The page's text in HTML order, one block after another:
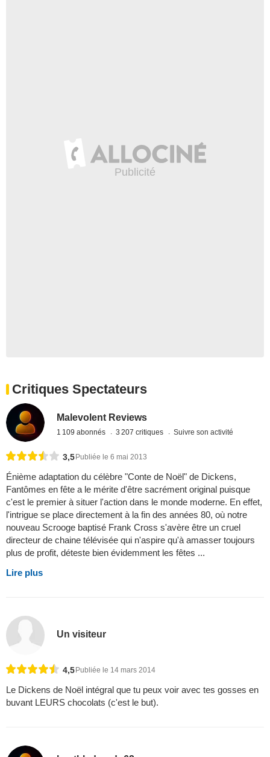
Critiques Spectateurs
Malevolent Reviews
1 109 abonnés 3 207 critiques Suivre son activité
3,5 Publiée le 6 mai 2013
Énième adaptation du célèbre "Conte de Noël" de Dickens,
Fantômes en fête a le mérite d'être sacrément original puisque
c'est le premier à situer l'action dans le monde moderne. En effet,
l'intrigue se place directement à la fin des années 80, où notre
nouveau Scrooge baptisé Frank Cross s'avère être un cruel
directeur de chaine télévisée qui n'aspire qu'à amasser toujours
plus de profit, déteste bien évidemment les fêtes ...
Lire plus
Un visiteur
4,5Publiée le 14 mars 2014
Le Dickens de Noël intégral que tu peux voir avec tes gosses en
buvant LEURS chocolats (c'est le but).